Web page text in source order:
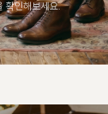
확인해보세요.